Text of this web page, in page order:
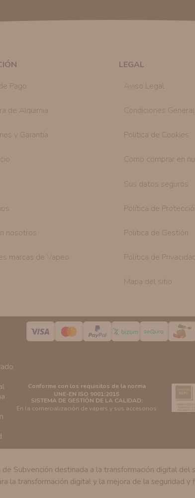
similares a los artículos que ha
Con carácter general,
Tiene derecho a saber qué
Pago
de Alquimia
y Garantía
nosotros
marcas de Vapeo
LEGAL
Aviso Legal
Condiciones
Politica de Cookies
Como comprar en
Sus datos seguros
Política de
Política de Gestión
Política de
Mapa del sitio
Conforme con los requisitos de la norma
UNE-EN ISO 9001:2015
SISTEMA DE GESTIÓN DE LA CALIDAD:
En la comercialización de vapers y sus accesorios
Subvención destinada a la transformación digital
la transformación digital y la mejora de la seguridad y